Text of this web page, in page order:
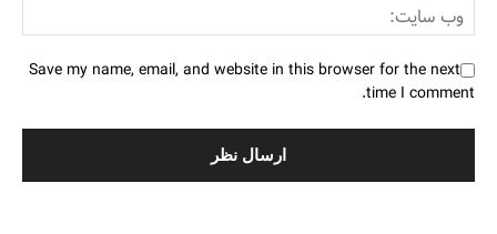
Save my name, email, and website in this browser for the next
time I comment.